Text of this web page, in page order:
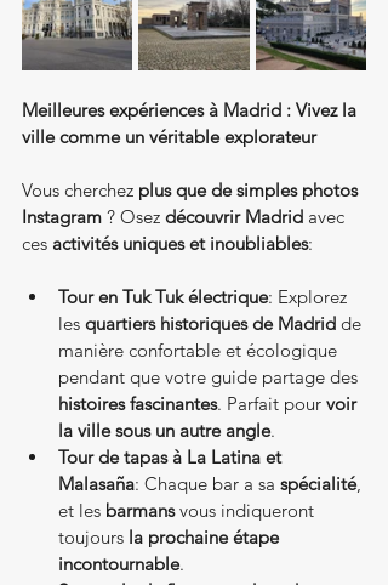
Meilleures expériences à Madrid : Vivez la
ville comme un véritable explorateur
Vous cherchez plus que de simples photos
Instagram ? Osez découvrir Madrid avec
ces activités uniques et inoubliables:
Tour en Tuk Tuk électrique: Explorez
les quartiers historiques de Madrid de
manière confortable et écologique
pendant que votre guide partage des
histoires fascinantes. Parfait pour voir
la ville sous un autre angle.
Tour de tapas à La Latina et
Malasaña: Chaque bar a sa spécialité,
et les barmans vous indiqueront
toujours la prochaine étape
incontournable.